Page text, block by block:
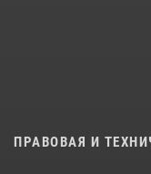
ПРАВОВАЯ И